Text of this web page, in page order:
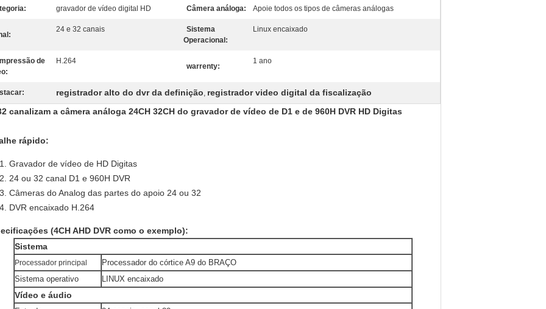
gravador de vídeo digital HD Câmera análoga: Apoie todos os tipos de câmeras análogas
24 e 32 canais
Sistema
Operacional:
Linux encaixado
de
H.264
warrenty:
1 ano
registrador alto do dvr da definição, registrador video digital da fiscalização
canalizam a câmera análoga 24CH 32CH do gravador de vídeo de D1 e de 960H DVR HD Digitas
rápido:
Gravador de vídeo de HD Digitas
24 ou 32 canal D1 e 960H DVR
Câmeras do Analog das partes do apoio 24 ou 32
DVR encaixado H.264
(4CH AHD DVR como o exemplo):
Sistema
Processador principal
Processador do córtice A9 do BRAÇO
Sistema operativo
LINUX encaixado
Vídeo e áudio